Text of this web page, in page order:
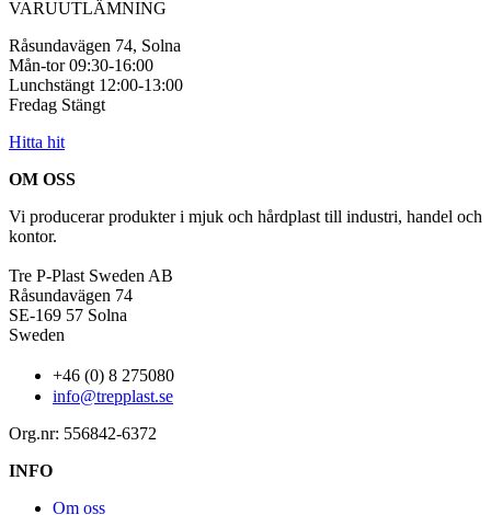
VARUUTLÄMNING
Råsundavägen 74, Solna
Mån-tor 09:30-16:00
Lunchstängt 12:00-13:00
Fredag Stängt
Hitta hit
OM OSS
Vi producerar produkter i mjuk och hårdplast till industri, handel och
kontor.
Tre P-Plast Sweden AB
Råsundavägen 74
SE-169 57 Solna
Sweden
+46 (0) 8 275080
info@trepplast.se
Org.nr: 556842-6372
INFO
Om oss